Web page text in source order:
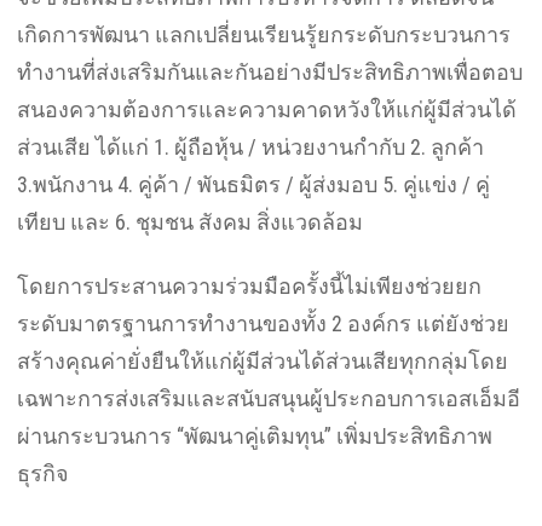
เกิดการพัฒนา แลกเปลี่ยนเรียนรู้ยกระดับกระบวนการ
ทำงานที่ส่งเสริมกันและกันอย่างมีประสิทธิภาพเพื่อตอบ
สนองความต้องการและความคาดหวังให้แก่ผู้มีส่วนได้
ส่วนเสีย ได้แก่ 1. ผู้ถือหุ้น / หน่วยงานกำกับ 2. ลูกค้า
3.พนักงาน 4. คู่ค้า / พันธมิตร / ผู้ส่งมอบ 5. คู่แข่ง / คู่
เทียบ และ 6. ชุมชน สังคม สิ่งแวดล้อม
โดยการประสานความร่วมมือครั้งนี้ไม่เพียงช่วยยก
ระดับมาตรฐานการทำงานของทั้ง 2 องค์กร แต่ยังช่วย
สร้างคุณค่ายั่งยืนให้แก่ผู้มีส่วนได้ส่วนเสียทุกกลุ่มโดย
เฉพาะการส่งเสริมและสนับสนุนผู้ประกอบการเอสเอ็มอี
ผ่านกระบวนการ “พัฒนาคู่เติมทุน” เพิ่มประสิทธิภาพ
ธุรกิจ